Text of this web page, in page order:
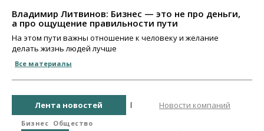
Владимир Литвинов: Бизнес — это не про деньги,
а про ощущение правильности пути
На этом пути важны отношение к человеку и желание
делать жизнь людей лучше
Все материалы
Лента новостей Новости компаний
Бизнес Общество